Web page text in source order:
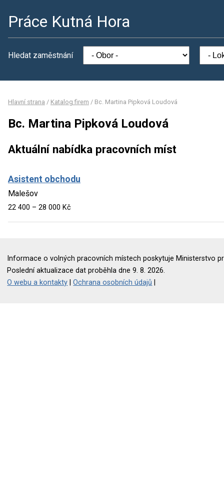
Práce Kutná Hora
Hledat zaměstnání
Hlavní strana / Katalog firem / Bc. Martina Pipková Loudová
Bc. Martina Pipková Loudová
Aktuální nabídka pracovních míst
Asistent obchodu
Malešov
22 400 – 28 000 Kč
Informace o volných pracovních místech poskytuje Ministerstvo
Poslední aktualizace dat proběhla dne 9. 8. 2026.
O webu a kontakty |Ochrana osobních údajů